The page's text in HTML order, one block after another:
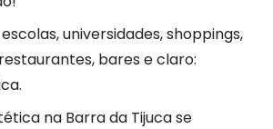
universidades, shoppings,
bares e claro:
na Barra da Tijuca se